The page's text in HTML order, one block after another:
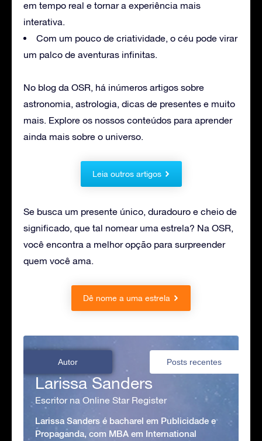
em tempo real e tornar a experiência mais
interativa.
Com um pouco de criatividade, o céu pode virar
um palco de aventuras infinitas.
No blog da OSR, há inúmeros artigos sobre
astronomia, astrologia, dicas de presentes e muito
mais. Explore os nossos conteúdos para aprender
ainda mais sobre o universo.
Leia outros artigos
Se busca um presente único, duradouro e cheio de
significado, que tal nomear uma estrela? Na OSR,
você encontra a melhor opção para surpreender
quem você ama.
Dê nome a uma estrela
Autor Posts recentes
Larissa Sanders
Escritor na Online Star Register
Larissa Sanders é bacharel em Publicidade e
Propaganda, com MBA em International